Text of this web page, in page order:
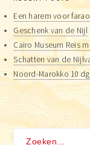
Een harem voor farao
Geschenk van de Nijl
Cairo Museum Reis
Schatten van de
Noord-Marokko 10